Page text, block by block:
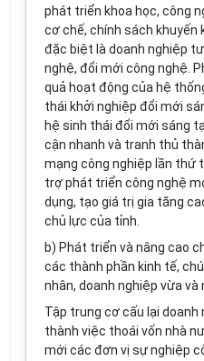
phát triển khoa học, công
cơ chế, chính sách khuyến
đặc biệt là doanh nghiệp
nghệ, đổi mới công nghệ.
quả hoạt động của hệ
thái khởi nghiệp đổi mới
hệ sinh thái đổi mới sáng
cận nhanh và tranh thủ
mạng công nghiệp lần thứ
trợ phát triển công nghệ
dụng, tạo giá trị gia tăng
chủ lực của tỉnh.
b) Phát triển và nâng cao
các thành phần kinh tế,
nhân, doanh nghiệp vừa và
Tập trung cơ cấu lại doanh
thành việc thoái vốn nhà
mới các đơn vị sự nghiệp